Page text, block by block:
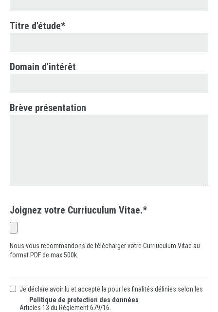
Titre d'étude*
Domain d'intérêt
Brève présentation
Joignez votre Curriuculum Vitae.*
Nous vous recommandons de télécharger votre Curriuculum Vitae au
format PDF de max 500k.
Je déclare avoir lu et accepté la
Politique de protection des données
pour les finalités définies selon les
Articles 13 du Règlement 679/16.